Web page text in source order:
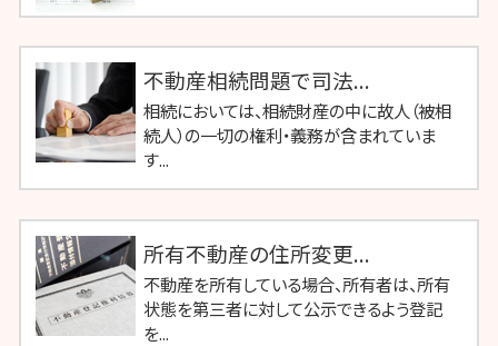
不動産相続問題で司法...
相続においては、相続財産の中に故人（被相
続人）の一切の権利・義務が含まれていま
す...
所有不動産の住所変更...
不動産を所有している場合、所有者は、所有
状態を第三者に対して公示できるよう登記
を...